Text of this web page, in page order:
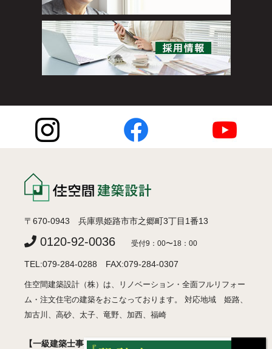
〒670-0943 兵庫県姫路市市之郷町3丁目1番13
0120-92-0036 受付9：00〜18：00
TEL:079-284-0288 FAX:079-284-0307
住空間建築設計（株）は、リノベーション・全面フルリフォー
ム・注文住宅の建築をおこなっております。 対応地域 姫路、
加古川、高砂、太子、竜野、加西、福崎
【一級建築士事務所】 兵庫県知事登録 許可01A05018